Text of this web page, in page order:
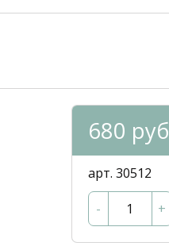
680 руб
арт. 30512
- +